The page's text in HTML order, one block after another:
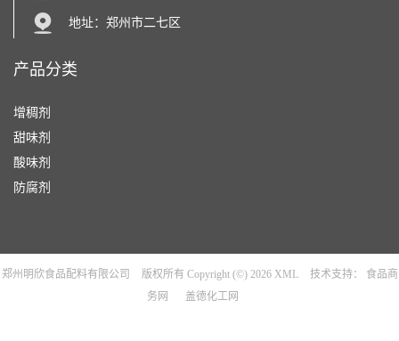
地址：郑州市二七区
产品分类
增稠剂
甜味剂
酸味剂
防腐剂
郑州明欣食品配料有限公司 版权所有 Copyright (©) 2026 XML 技术支持：
食品商
务网
盖德化工网